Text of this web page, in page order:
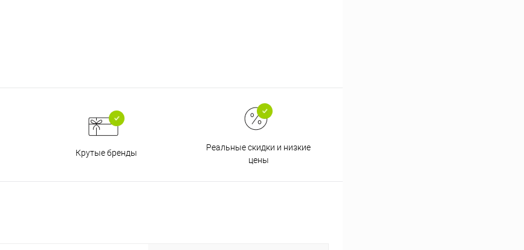
Крутые бренды
Реальные скидки и низкие
цены
Оплачивайте сегодня только